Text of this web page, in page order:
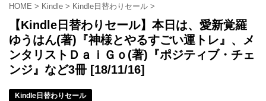
HOME > Kindle > Kindle日替わりセール >
【Kindle日替わりセール】本日は、愛新覚羅
ゆうはん(著)『神様とやるすごい運トレ』、メ
ンタリストＤａｉＧｏ(著)『ポジティブ・チェ
ンジ』など3冊 [18/11/16]
Kindle日替わりセール